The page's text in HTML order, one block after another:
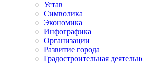
Устав
Символика
Экономика
Инфографика
Организации
Развитие города
Градостроительная